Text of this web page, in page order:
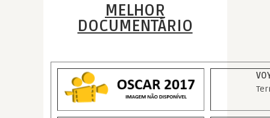
MELHOR
DOCUMENTÁRIO